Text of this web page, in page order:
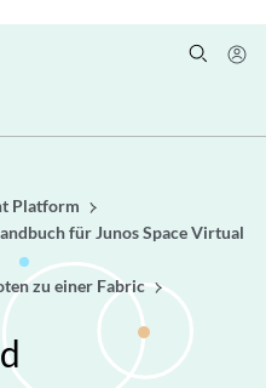
Platform
für Junos Space Virtual
zu einer Fabric